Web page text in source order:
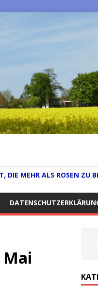
DIE MEHR ALS ROSEN ZU
Mai